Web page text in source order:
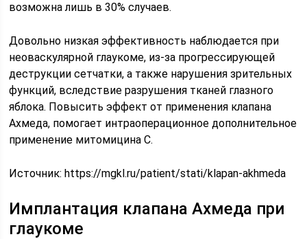
возможна лишь в 30% случаев.
Довольно низкая эффективность наблюдается при
неоваскулярной глаукоме, из-за прогрессирующей
деструкции сетчатки, а также нарушения зрительных
функций, вследствие разрушения тканей глазного
яблока. Повысить эффект от применения клапана
Ахмеда, помогает интраоперационное дополнительное
применение митомицина С.
Источник:https://mgkl.ru/patient/stati/klapan-akhmeda
Имплантация клапана Ахмеда при
глаукоме